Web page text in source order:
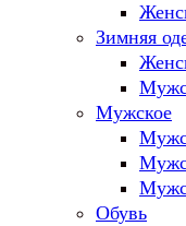
Зимняя
Мужское
Обувь